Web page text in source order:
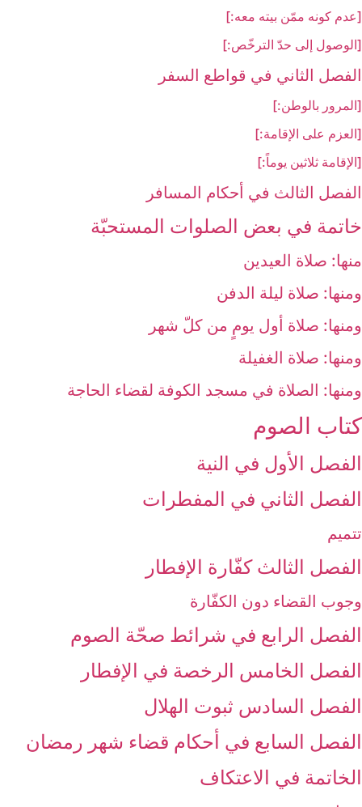
[عدم كونه ممّن بيته معه:]
[الوصول إلى حدّ الترخّص:]
الفصل الثاني في قواطع السفر
[المرور بالوطن:]
[العزم على الإقامة:]
[الإقامة ثلاثين يوماً:]
الفصل الثالث في أحكام المسافر
خاتمة في بعض الصلوات المستحبّة
منها: صلاة العيدين‏
ومنها: صلاة ليلة الدفن‏
ومنها: صلاة أول يومٍ من كلّ شهر
ومنها: صلاة الغفيلة
ومنها: الصلاة في مسجد الكوفة لقضاء الحاجة
كتاب الصوم‏
الفصل الأول في النية
الفصل الثاني في المفطرات
تتميم
الفصل الثالث كفّارة الإفطار
وجوب القضاء دون الكفّارة
الفصل الرابع في شرائط صحّة الصوم
الفصل الخامس الرخصة في الإفطار
الفصل السادس ثبوت الهلال‏
الفصل السابع في أحكام قضاء شهر رمضان
الخاتمة في الاعتكاف